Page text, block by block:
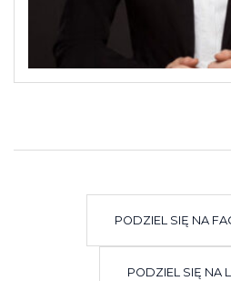
PODZIEL SIĘ NA
PODZIEL SIĘ NA